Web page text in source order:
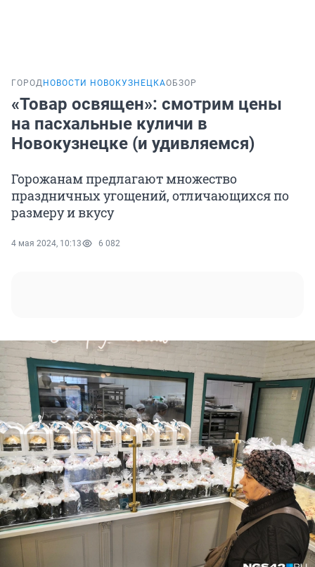
ГОРОД НОВОСТИ НОВОКУЗНЕЦКАОБЗОР
«Товар освящен»: смотрим цены
на пасхальные куличи в
Новокузнецке (и удивляемся)
Горожанам предлагают множество
праздничных угощений, отличающихся по
размеру и вкусу
4 мая 2024, 10:13 6 082